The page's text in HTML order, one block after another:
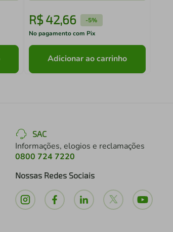
R$ 42,66 -5%
No pagamento com Pix
Adicionar ao carrinho
SAC
Informações, elogios e reclamações
0800 724 7220
Nossas Redes Sociais